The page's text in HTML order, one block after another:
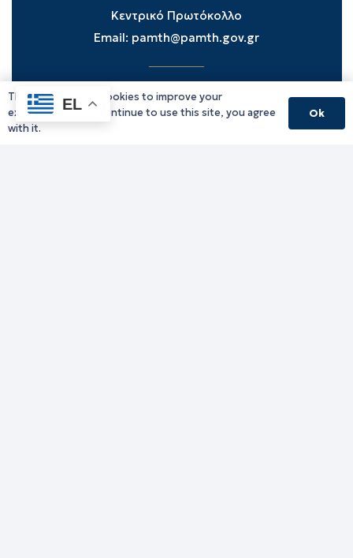
Κεντρικό Πρωτόκολλο
Email: pamth@pamth.gov.gr
Υπηρεσίες Δράμας
Υπηρεσίες Καβάλας
EL
This website uses cookies to improve your
experience. If you continue to use this site, you agree
with it.
Ok